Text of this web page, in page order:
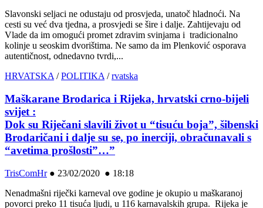
Slavonski seljaci ne odustaju od prosvjeda, unatoč hladnoći. Na
cesti su već dva tjedna, a prosvjedi se šire i dalje. Zahtijevaju od
Vlade da im omogući promet zdravim svinjama i tradicionalno
kolinje u seoskim dvorištima. Ne samo da im Plenković osporava
autentičnost, odnedavno tvrdi,...
HRVATSKA /POLITIKA /rvatska
Maškarane Brodarica i Rijeka, hrvatski crno-bijeli
svijet :
Dok su Riječani slavili život u “tisuću boja”, šibenski
Brodaričani i dalje su se, po inerciji, obračunavali s
“avetima prošlosti”…”
TrisComHr● 23/02/2020 ● 18:18
Nenadmašni riječki karneval ove godine je okupio u maškaranoj
povorci preko 11 tisuća ljudi, u 116 karnavalskih grupa. Rijeka je